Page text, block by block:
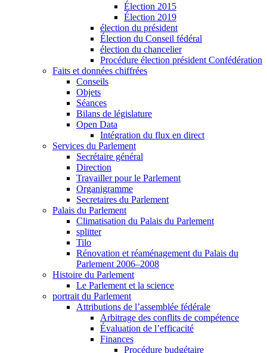
Élection 2015
Élection 2019
élection du président
Élection du Conseil fédéral
élection du chancelier
Procédure élection président Confédération
Faits et données chiffrées
Conseils
Objets
Séances
Bilans de législature
Open Data
Intégration du flux en direct
Services du Parlement
Secrétaire général
Direction
Travailler pour le Parlement
Organigramme
Secretaires du Parlement
Palais du Parlement
Climatisation du Palais du Parlement
splitter
Tilo
Rénovation et réaménagement du Palais du
Parlement 2006–2008
Histoire du Parlement
Le Parlement et la science
portrait du Parlement
Attributions de l’assemblée fédérale
Arbitrage des conflits de compétence
Évaluation de l’efficacité
Finances
Procédure budgétaire